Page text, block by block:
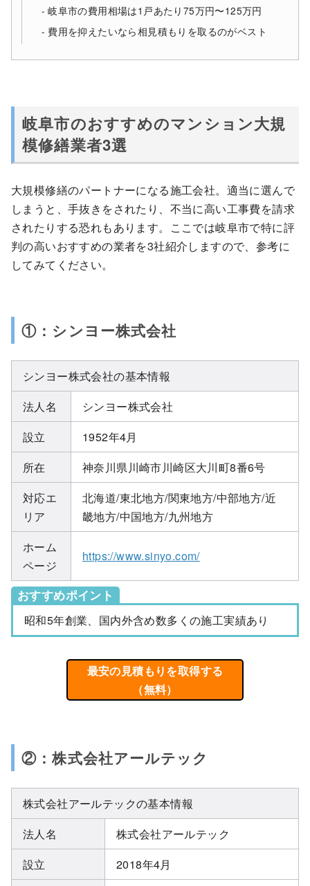
岐阜市の費用相場は1戸あたり75万円〜125万円
費用を抑えたいなら相見積もりを取るのがベスト
岐阜市のおすすめのマンション大規
模修繕業者3選
大規模修繕のパートナーになる施工会社。適当に選んで
しまうと、手抜きをされたり、不当に高い工事費を請求
されたりする恐れもあります。ここでは岐阜市で特に評
判の高いおすすめの業者を3社紹介しますので、参考に
してみてください。
①：シンヨー株式会社
シンヨー株式会社の基本情報
法人名
シンヨー株式会社
設立
1952年4月
所在
神奈川県川崎市川崎区大川町8番6号
対応エ
リア
北海道/東北地方/関東地方/中部地方/近
畿地方/中国地方/九州地方
ホーム
ページ
https://www.sinyo.com/
おすすめポイント
昭和5年創業、国内外含め数多くの施工実績あり
最安の見積もりを取得する
（無料）
②：株式会社アールテック
株式会社アールテックの基本情報
法人名
株式会社アールテック
設立
2018年4月